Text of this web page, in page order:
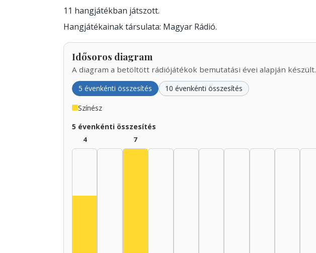
11 hangjátékban játszott.
Hangjátékainak társulata: Magyar Rádió.
Idősoros diagram
A diagram a betöltött rádiójátékok bemutatási évei alapján készült.
5 évenkénti összesítés 10 évenkénti összesítés
Színész
5 évenkénti összesítés
4 7